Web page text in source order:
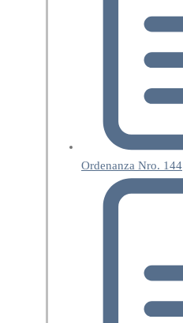
Ordenanza Nro. 144